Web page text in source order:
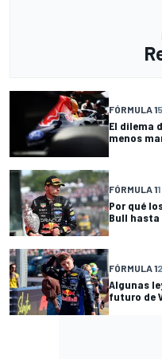
FÓRMULA 1
El dilema
menos
FÓRMULA 1
Por qué
Bull hasta
FÓRMULA 1
Algunas
futuro de